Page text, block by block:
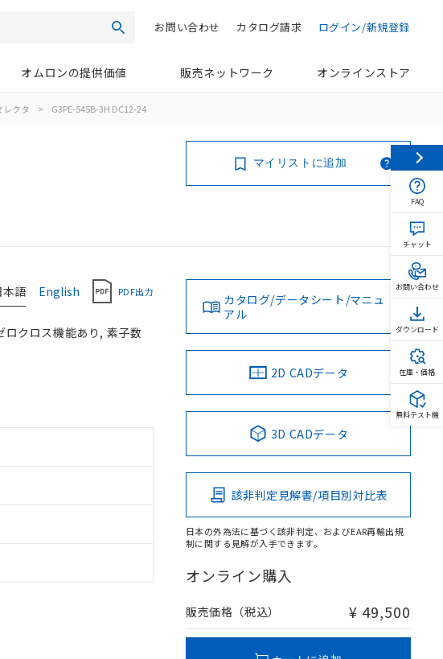
検索 ログイン/新規登録
カタログ請求
お問い合わせ
オムロンの提供価値 販売ネットワーク オンラインストア
レクタ > G3PE-545B-3H DC12-24
マイリストに追加
本語 English PDF出力
ロクロス機能あり, 素子数
カタログ/データシート/マニュ
アル
2D CADデータ
3D CADデータ
該非判定見解書/項目別対比表
日本の外為法に基づく該非判定、およびEAR再輸出規
制に関する見解が入手できます。
オンライン購入
販売価格（税込） ¥ 49,500
FAQ
チャット
お問い合わせ
ダウンロード
在庫・価格
無料テスト機